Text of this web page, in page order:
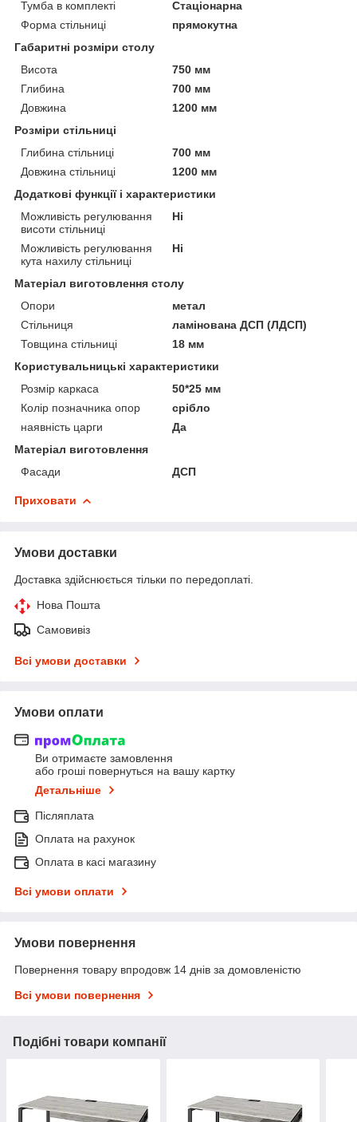
Тумба в комплекті
Стаціонарна
Форма стільниці
прямокутна
Габаритні розміри столу
Висота
750 мм
Глибина
700 мм
Довжина
1200 мм
Розміри стільниці
Глибина стільниці
700 мм
Довжина стільниці
1200 мм
Додаткові функції і характеристики
Можливість регулювання
висоти стільниці
Ні
Можливість регулювання
кута нахилу стільниці
Ні
Матеріал виготовлення столу
Опори
метал
Стільниця
ламінована ДСП (ЛДСП)
Товщина стільниці
18 мм
Користувальницькі характеристики
Розмір каркаса
50*25 мм
Колір позначника опор
срібло
наявність царги
Да
Матеріал виготовлення
Фасади
ДСП
Приховати
Умови доставки
Доставка здійснюється тільки по передоплаті.
Нова Пошта
Самовивіз
Всі умови доставки
Умови оплати
Ви отримаєте замовлення
або гроші повернуться на вашу картку
Детальніше
Післяплата
Оплата на рахунок
Оплата в касі магазину
Всі умови оплати
Умови повернення
Повернення товару впродовж 14 днів за домовленістю
Всі умови повернення
Подібні товари компанії